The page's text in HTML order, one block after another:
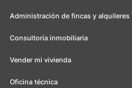
Administración de fincas y alquileres
Consultoría inmobiliaria
Vender mi vivienda
Oficina técnica